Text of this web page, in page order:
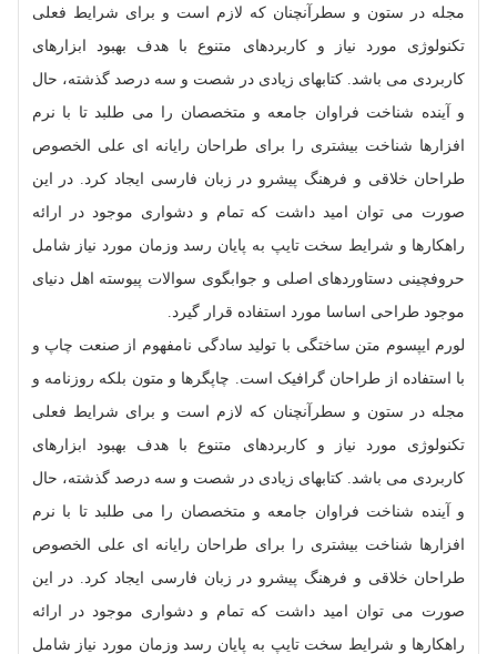
مجله در ستون و سطرآنچنان که لازم است و برای شرایط فعلی
تکنولوژی مورد نیاز و کاربردهای متنوع با هدف بهبود ابزارهای
کاربردی می باشد. کتابهای زیادی در شصت و سه درصد گذشته، حال
و آینده شناخت فراوان جامعه و متخصصان را می طلبد تا با نرم
افزارها شناخت بیشتری را برای طراحان رایانه ای علی الخصوص
طراحان خلاقی و فرهنگ پیشرو در زبان فارسی ایجاد کرد. در این
صورت می توان امید داشت که تمام و دشواری موجود در ارائه
راهکارها و شرایط سخت تایپ به پایان رسد وزمان مورد نیاز شامل
حروفچینی دستاوردهای اصلی و جوابگوی سوالات پیوسته اهل دنیای
موجود طراحی اساسا مورد استفاده قرار گیرد.
لورم ایپسوم متن ساختگی با تولید سادگی نامفهوم از صنعت چاپ و
با استفاده از طراحان گرافیک است. چاپگرها و متون بلکه روزنامه و
مجله در ستون و سطرآنچنان که لازم است و برای شرایط فعلی
تکنولوژی مورد نیاز و کاربردهای متنوع با هدف بهبود ابزارهای
کاربردی می باشد. کتابهای زیادی در شصت و سه درصد گذشته، حال
و آینده شناخت فراوان جامعه و متخصصان را می طلبد تا با نرم
افزارها شناخت بیشتری را برای طراحان رایانه ای علی الخصوص
طراحان خلاقی و فرهنگ پیشرو در زبان فارسی ایجاد کرد. در این
صورت می توان امید داشت که تمام و دشواری موجود در ارائه
راهکارها و شرایط سخت تایپ به پایان رسد وزمان مورد نیاز شامل